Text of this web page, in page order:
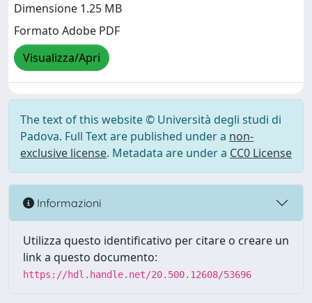
Dimensione 1.25 MB
Formato Adobe PDF
Visualizza/Apri
The text of this website © Università degli studi di
Padova. Full Text are published under a non-
exclusive license. Metadata are under a CC0 License
Informazioni
Utilizza questo identificativo per citare o creare un
link a questo documento:
https://hdl.handle.net/20.500.12608/53696